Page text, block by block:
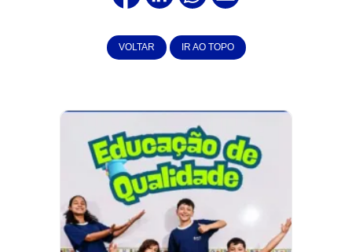
VOLTAR IR AO TOPO